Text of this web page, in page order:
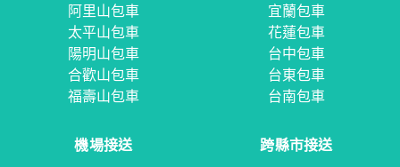
阿里山包車
太平山包車
陽明山包車
合歡山包車
福壽山包車
宜蘭包車
花蓮包車
台中包車
台東包車
台南包車
機場接送 跨縣市接送